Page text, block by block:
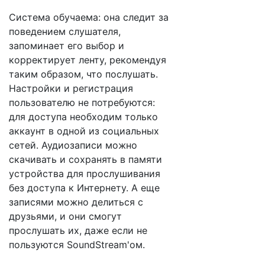
Система обучаема: она следит за
поведением слушателя,
запоминает его выбор и
корректирует ленту, рекомендуя
таким образом, что послушать.
Настройки и регистрация
пользователю не потребуются:
для доступа необходим только
аккаунт в одной из социальных
сетей. Аудиозаписи можно
скачивать и сохранять в памяти
устройства для прослушивания
без доступа к Интернету. А еще
записями можно делиться с
друзьями, и они смогут
прослушать их, даже если не
пользуются SoundStream'ом.